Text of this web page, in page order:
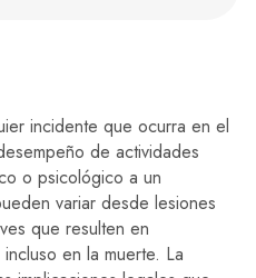
incidente que ocurra en el
de actividades
o psicológico a un
variar desde lesiones
que resulten en
en la muerte. La